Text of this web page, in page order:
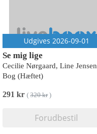
Udgives 2026-09-01
Se mig lige
Cecilie Nørgaard, Line Jensen
Bog (Hæftet)
291 kr ( 320 kr)
Forudbestil